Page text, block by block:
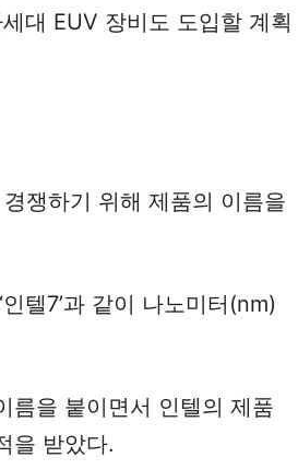
대 EUV 장비도 도입할 계획
쟁하기 위해 제품의 이름을
텔7’과 같이 나노미터(nm)
름을 붙이면서 인텔의 제품
을 받았다.